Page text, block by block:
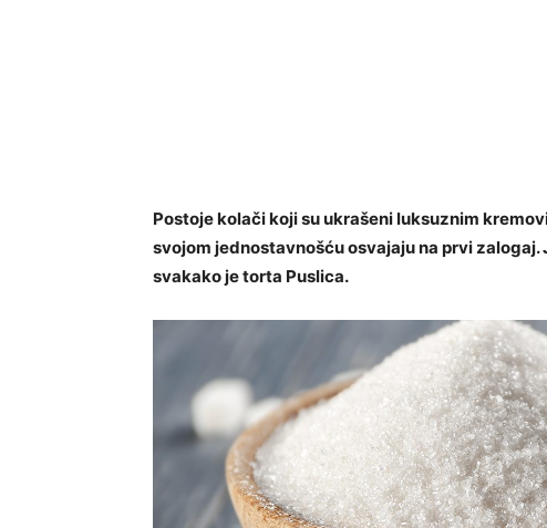
Postoje kolači koji su ukrašeni luksuznim
svojom jednostavnošću osvajaju na prvi
svakako je torta Puslica.